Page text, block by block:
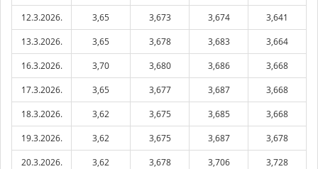
12.3.2026.
3,65 3,673 3,674
3,641
13.3.2026.
3,65 3,678 3,683
3,664
16.3.2026.
3,70 3,680 3,686
3,668
17.3.2026.
3,65 3,677 3,687
3,668
18.3.2026.
3,62 3,675 3,685
3,668
19.3.2026.
3,62 3,675 3,687
3,678
20.3.2026.
3,62 3,678 3,706
3,728